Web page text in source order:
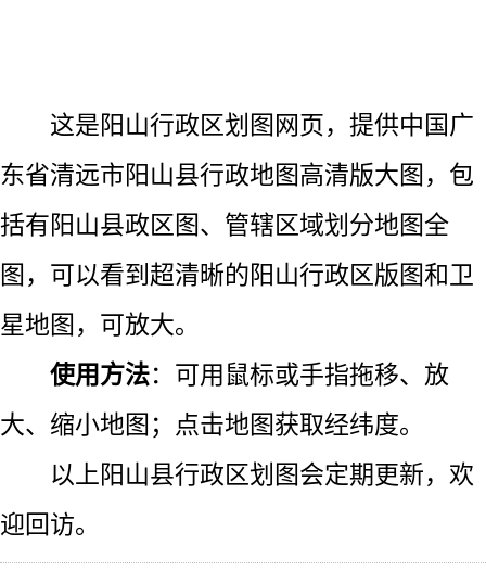
这是阳山行政区划图网页，提供中国广
东省清远市阳山县行政地图高清版大图，包
括有阳山县政区图、管辖区域划分地图全
图，可以看到超清晰的阳山行政区版图和卫
星地图，可放大。
使用方法：可用鼠标或手指拖移、放
大、缩小地图；点击地图获取经纬度。
以上阳山县行政区划图会定期更新，欢
迎回访。